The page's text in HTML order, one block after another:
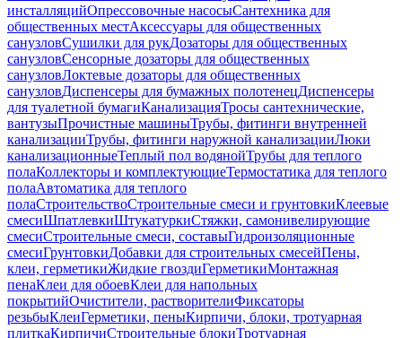
инсталляцийОпрессовочные насосыСантехника для
общественных местАксессуары для общественных
санузловСушилки для рукДозаторы для общественных
санузловСенсорные дозаторы для общественных
санузловЛоктевые дозаторы для общественных
санузловДиспенсеры для бумажных полотенецДиспенсеры
для туалетной бумагиКанализацияТросы сантехнические,
вантузыПрочистные машиныТрубы, фитинги внутренней
канализацииТрубы, фитинги наружной канализацииЛюки
канализационныеТеплый пол водянойТрубы для теплого
полаКоллекторы и комплектующиеТермостатика для теплого
полаАвтоматика для теплого
полаСтроительствоСтроительные смеси и грунтовкиКлеевые
смесиШпатлевкиШтукатуркиСтяжки, самонивелирующие
смесиСтроительные смеси, составыГидроизоляционные
смесиГрунтовкиДобавки для строительных смесейПены,
клеи, герметикиЖидкие гвоздиГерметикиМонтажная
пенаКлеи для обоевКлеи для напольных
покрытийОчистители, растворителиФиксаторы
резьбыКлеиГерметики, пеныКирпичи, блоки, тротуарная
плиткаКирпичиСтроительные блокиТротуарная